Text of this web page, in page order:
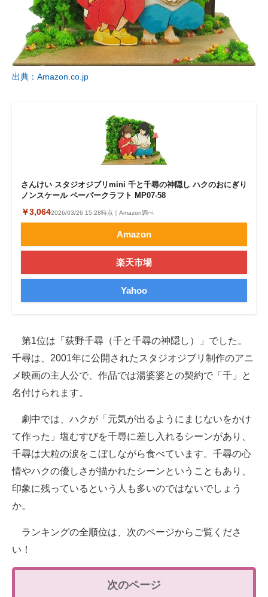
出典：Amazon.co.jp
さんけい スタジオジブリmini 千と千尋の神隠し ハクのおにぎり
ノンスケール ペーパークラフト MP07-58
￥3,0642026/03/26 15:28時点｜Amazon調べ
Amazon
楽天市場
Yahoo
第1位は「荻野千尋（千と千尋の神隠し）」でした。
千尋は、2001年に公開されたスタジオジブリ制作のアニ
メ映画の主人公で、作品では湯婆婆との契約で「千」と
名付けられます。
劇中では、ハクが「元気が出るようにまじないをかけ
て作った」塩むすびを千尋に差し入れるシーンがあり、
千尋は大粒の涙をこぼしながら食べています。千尋の心
情やハクの優しさが描かれたシーンということもあり、
印象に残っているという人も多いのではないでしょう
か。
ランキングの全順位は、次のページからご覧くださ
い！